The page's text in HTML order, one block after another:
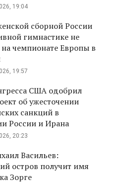
19:04
сборной России
гимнастике не
на чемпионате Европы в
19:57
США одобрил
об ужесточении
санкций в
России и Ирана
20:23
Васильев:
остров получит имя
Зорге